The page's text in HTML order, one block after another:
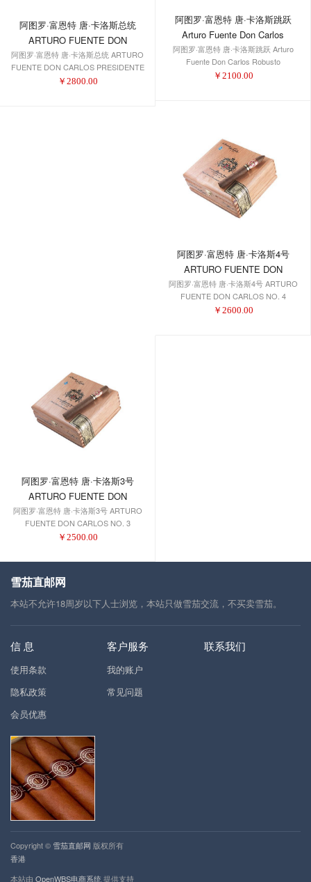
阿图罗·富恩特 唐·卡洛斯总统
ARTURO FUENTE DON
CARLOS PRESIDENTE
阿图罗·富恩特 唐·卡洛斯总统 ARTURO
FUENTE DON CARLOS PRESIDENTE
￥ 2800.00
阿图罗·富恩特 唐·卡洛斯跳跃
Arturo Fuente Don Carlos
Robusto
阿图罗·富恩特 唐·卡洛斯跳跃 Arturo
Fuente Don Carlos Robusto
￥ 2100.00
阿图罗·富恩特 唐·卡洛斯4号
ARTURO FUENTE DON
CARLOS NO. 4
阿图罗·富恩特 唐·卡洛斯4号 ARTURO
FUENTE DON CARLOS NO. 4
￥ 2600.00
阿图罗·富恩特 唐·卡洛斯3号
ARTURO FUENTE DON
CARLOS NO. 3
阿图罗·富恩特 唐·卡洛斯3号 ARTURO
FUENTE DON CARLOS NO. 3
￥ 2500.00
雪茄直邮网
本站不允许18周岁以下人士浏览，本站只做雪茄交流，不买卖雪茄。
信 息
使用条款
隐私政策
会员优惠
客户服务
我的账户
常见问题
联系我们
Copyright © 雪茄直邮网 版权所有
香港
本站由 OpenWBS电商系统提供支持